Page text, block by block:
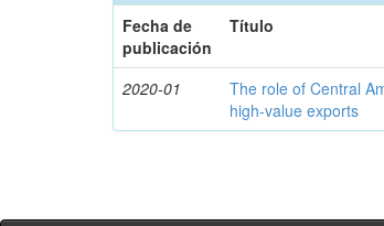
Fecha de
publicación
Título
2020-01
The role of Central
high-value exports